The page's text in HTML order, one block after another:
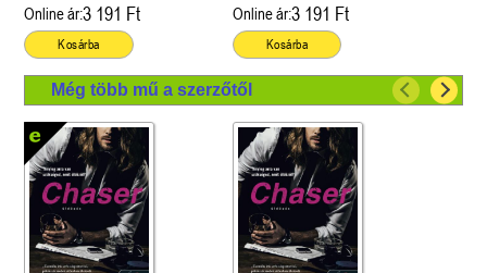
Online ár:3 191 Ft
Kosárba
Online ár:3 191 Ft
Kosárba
Még több mű a szerzőtől